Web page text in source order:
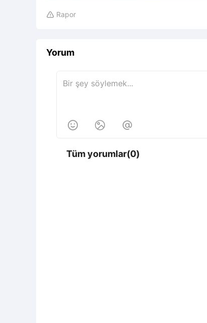
 Rapor
Yorum
  
Tüm yorumlar(0)